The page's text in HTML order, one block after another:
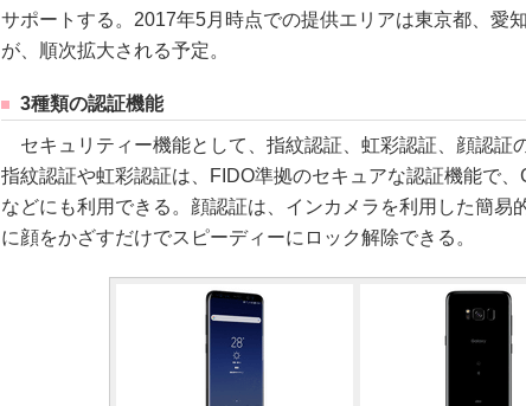
サポートする。2017年5月時点での提供エリアは東京都、愛
が、順次拡大される予定。
3種類の認証機能
セキュリティー機能として、指紋認証、虹彩認証、顔認証
指紋認証や虹彩認証は、FIDO準拠のセキュアな認証機能で
などにも利用できる。顔認証は、インカメラを利用した簡易
に顔をかざすだけでスピーディーにロック解除できる。